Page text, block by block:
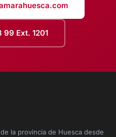
99 Ext. 1201
la provincia de Huesca desde